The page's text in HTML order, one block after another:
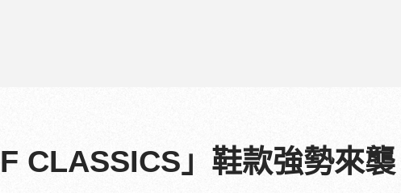
CLASSICS」鞋款強勢來